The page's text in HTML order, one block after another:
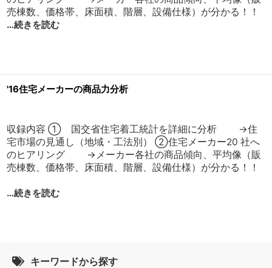
売棟数、価格帯、床面積、階層、設備仕様）が分かる！！
…続きを読む
'16住宅メーカーの商品力分析
収録内容 ① 国交省住宅着工統計を詳細に分析 →住
宅市場の見通し（地域・工法別） ②住宅メーカー20 社へ
のヒアリング →メーカー各社の商品傾向、平均像（販
売棟数、価格帯、床面積、階層、設備仕様）が分かる！！
…続きを読む
キーワードから探す